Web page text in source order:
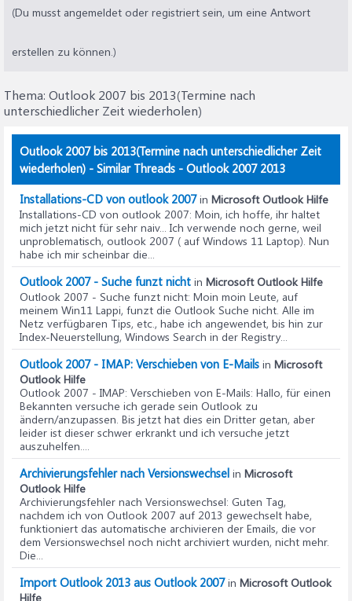
(Du musst angemeldet oder registriert sein, um eine Antwort
erstellen zu können.)
Thema: Outlook 2007 bis 2013(Termine nach
unterschiedlicher Zeit wiederholen)
Outlook 2007 bis 2013(Termine nach unterschiedlicher Zeit
wiederholen) - Similar Threads - Outlook 2007 2013
Installations-CD von outlook 2007in Microsoft Outlook Hilfe
Installations-CD von outlook 2007: Moin, ich hoffe, ihr haltet
mich jetzt nicht für sehr naiv... Ich verwende noch gerne, weil
unproblematisch, outlook 2007 ( auf Windows 11 Laptop). Nun
habe ich mir scheinbar die...
Outlook 2007 - Suche funzt nicht in Microsoft Outlook Hilfe
Outlook 2007 - Suche funzt nicht: Moin moin Leute, auf
meinem Win11 Lappi, funzt die Outlook Suche nicht. Alle im
Netz verfügbaren Tips, etc., habe ich angewendet, bis hin zur
Index-Neuerstellung, Windows Search in der Registry...
Outlook 2007 - IMAP: Verschieben von E-Mails in Microsoft
Outlook Hilfe
Outlook 2007 - IMAP: Verschieben von E-Mails: Hallo, für einen
Bekannten versuche ich gerade sein Outlook zu
ändern/anzupassen. Bis jetzt hat dies ein Dritter getan, aber
leider ist dieser schwer erkrankt und ich versuche jetzt
auszuhelfen....
Archivierungsfehler nach Versionswechsel in Microsoft
Outlook Hilfe
Archivierungsfehler nach Versionswechsel: Guten Tag,
nachdem ich von Outlook 2007 auf 2013 gewechselt habe,
funktioniert das automatische archivieren der Emails, die vor
dem Versionswechsel noch nicht archiviert wurden, nicht mehr.
Die...
Import Outlook 2013 aus Outlook 2007in Microsoft Outlook
Hilfe